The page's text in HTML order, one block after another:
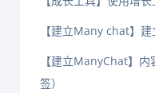
【建立Many chat】
【建立ManyChat】
签）